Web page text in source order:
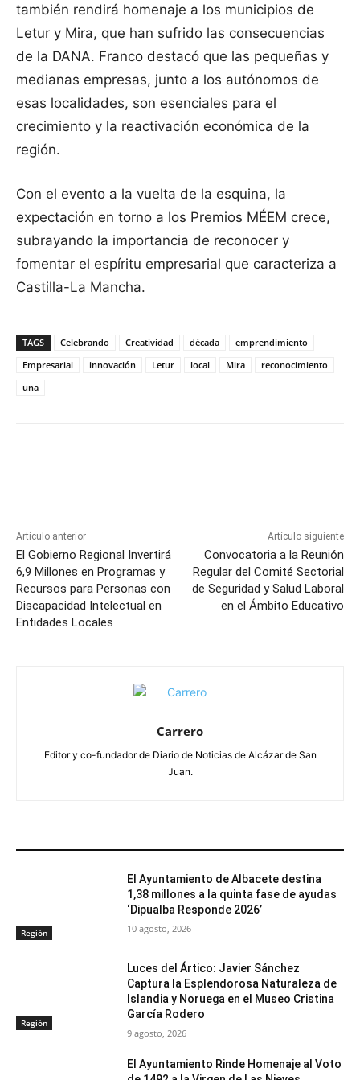
también rendirá homenaje a los municipios de
Letur y Mira, que han sufrido las consecuencias
de la DANA. Franco destacó que las pequeñas y
medianas empresas, junto a los autónomos de
esas localidades, son esenciales para el
crecimiento y la reactivación económica de la
región.
Con el evento a la vuelta de la esquina, la
expectación en torno a los Premios MÉEM crece,
subrayando la importancia de reconocer y
fomentar el espíritu empresarial que caracteriza a
Castilla-La Mancha.
TAGS Celebrando Creatividad década
emprendimiento
Empresarial
innovación Letur local Mira
reconocimiento
una
Artículo anterior
El Gobierno Regional Invertirá
6,9 Millones en Programas y
Recursos para Personas con
Discapacidad Intelectual en
Entidades Locales
Artículo siguiente
Convocatoria a la Reunión
Regular del Comité Sectorial
de Seguridad y Salud Laboral
en el Ámbito Educativo
Carrero
Editor y co-fundador de Diario de Noticias de Alcázar de San
Juan.
Región
El Ayuntamiento de Albacete destina
1,38 millones a la quinta fase de ayudas
‘Dipualba Responde 2026’
10 agosto, 2026
Región
Luces del Ártico: Javier Sánchez
Captura la Esplendorosa Naturaleza de
Islandia y Noruega en el Museo Cristina
García Rodero
9 agosto, 2026
El Ayuntamiento Rinde Homenaje al Voto